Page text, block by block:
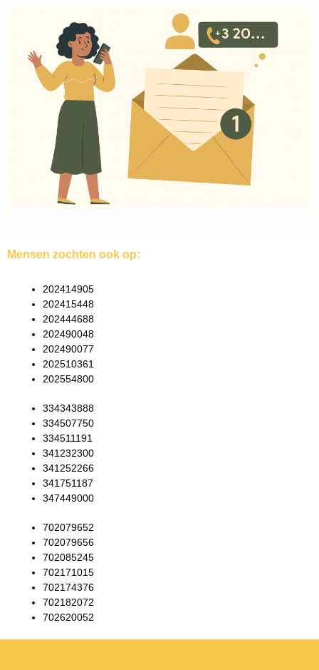
Mensen zochten ook op:
202414905
202415448
202444688
202490048
202490077
202510361
202554800
334343888
334507750
334511191
341232300
341252266
341751187
347449000
702079652
702079656
702085245
702171015
702174376
702182072
702620052